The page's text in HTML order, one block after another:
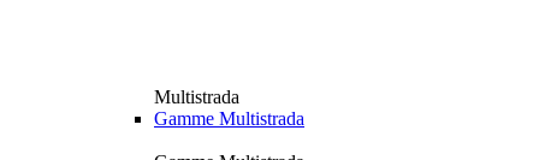
Multistrada
Gamme Multistrada